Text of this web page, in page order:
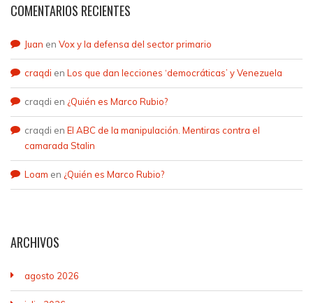
COMENTARIOS RECIENTES
Juan en Vox y la defensa del sector primario
craqdi en Los que dan lecciones ‘democráticas’ y Venezuela
craqdi en ¿Quién es Marco Rubio?
craqdi en El ABC de la manipulación. Mentiras contra el
camarada Stalin
Loam en ¿Quién es Marco Rubio?
ARCHIVOS
agosto 2026